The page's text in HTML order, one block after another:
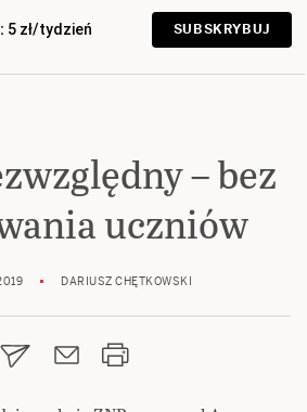
5 zł/tydzień SUBSKRYBUJ
– bez
uczniów
DARIUSZ CHĘTKOWSKI